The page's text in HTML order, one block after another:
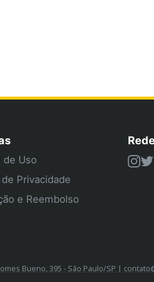
de Uso
Privacidade
e Reembolso
Bueno, 395 - São Paulo/SP |